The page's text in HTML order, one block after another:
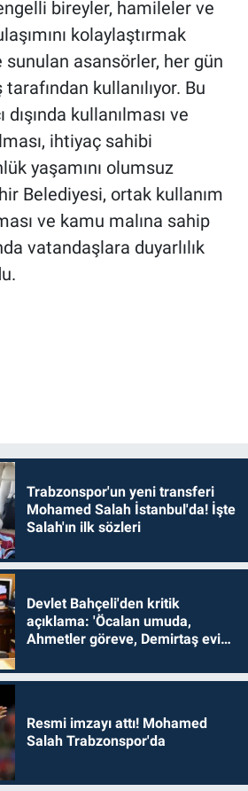
bireyler, hamileler ve
kolaylaştırmak
sunulan asansörler, her gün
kullanılıyor. Bu
kullanılması ve
ihtiyaç sahibi
yaşamını olumsuz
Belediyesi, ortak kullanım
ve kamu malına sahip
vatandaşlara duyarlılık
Trabzonspor'un yeni transferi
Mohamed Salah İstanbul'da! İşte
Salah'ın ilk sözleri
Devlet Bahçeli'den kritik
açıklama: 'Öcalan umuda,
Ahmetler göreve, Demirtaş evine
Resmi imzayı attı! Mohamed
Salah Trabzonspor'da